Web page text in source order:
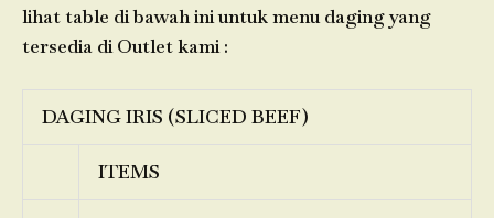
lihat table di bawah ini untuk menu daging yang
tersedia di Outlet kami :
DAGING IRIS (SLICED BEEF)
ITEMS